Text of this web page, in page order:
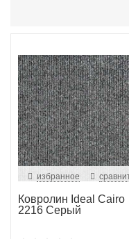
избранное
Ковролин Ideal Cairo
2216 Серый